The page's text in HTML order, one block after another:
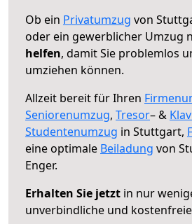
Ob ein Privatumzug von
oder ein gewerblicher Umzug
helfen, damit Sie problemlos
umziehen können.
Allzeit bereit für Ihren
Seniorenumzug, Tresor– &
Studentenumzug in Stuttgart,
eine optimale Beiladung von
Enger.
Erhalten Sie jetzt in nur
unverbindliche und